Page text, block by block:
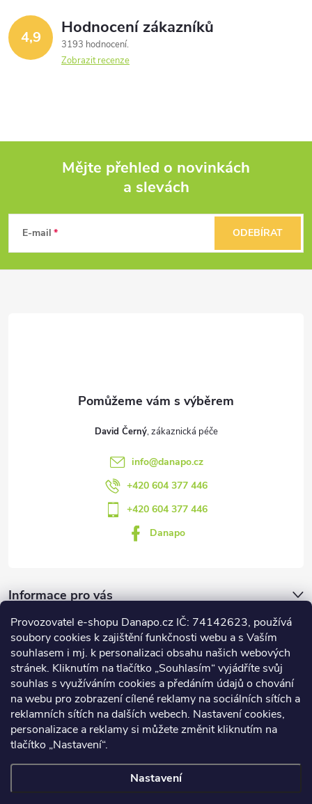
Provozovatel e-shopu Danapo.cz IČ: 74142623, používá
soubory cookies k zajištění funkčnosti webu a s Vaším
souhlasem i mj. k personalizaci obsahu našich webových
stránek. Kliknutím na tlačítko „Souhlasím“ vyjádříte svůj
souhlas s využíváním cookies a předáním údajů o chování
na webu pro zobrazení cílené reklamy na sociálních sítích a
reklamních sítích na dalších webech. Nastavení cookies,
personalizace a reklamy si můžete změnit kliknutím na
tlačítko „Nastavení“.
Nastavení
4,9 Hodnocení zákazníků
3193 hodnocení
Zobrazit recenze
p
Mějte přehled o novinkách
a slevách
E-mail ODEBÍRAT
David Černý
info@danapo.cz
+420 604 377 446
+420 604 377 446
Danapo
Informace pro vás
Dotazník
Co upřednosťnujete?
Počet hlasů:437
Facebook